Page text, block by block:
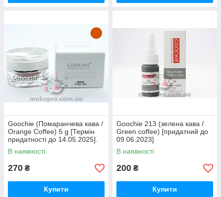
Goochie (Помаранчева кава /
Orange Coffee) 5 g [Термін
придатності до 14.05.2025].
В наявності
270 ₴
Купити
Goochie 213 (зелена кава /
Green coffee) [придатний до
09.06.2023]
В наявності
200 ₴
Купити